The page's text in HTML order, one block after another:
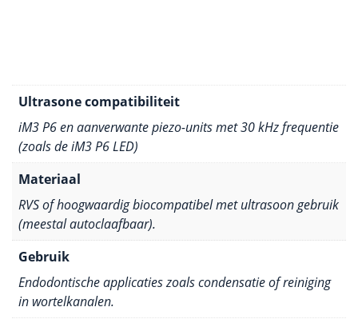
Ultrasone compatibiliteit
iM3 P6 en aanverwante piezo-units met 30 kHz frequentie
(zoals de iM3 P6 LED)
Materiaal
RVS of hoogwaardig biocompatibel met ultrasoon gebruik
(meestal autoclaafbaar).
Gebruik
Endodontische applicaties zoals condensatie of reiniging
in wortelkanalen.